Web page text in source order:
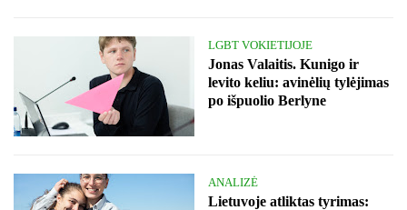
LGBT VOKIETIJOJE
Jonas Valaitis. Kunigo ir
levito keliu: avinėlių tylėjimas
po išpuolio Berlyne
ANALIZĖ
Lietuvoje atliktas tyrimas: